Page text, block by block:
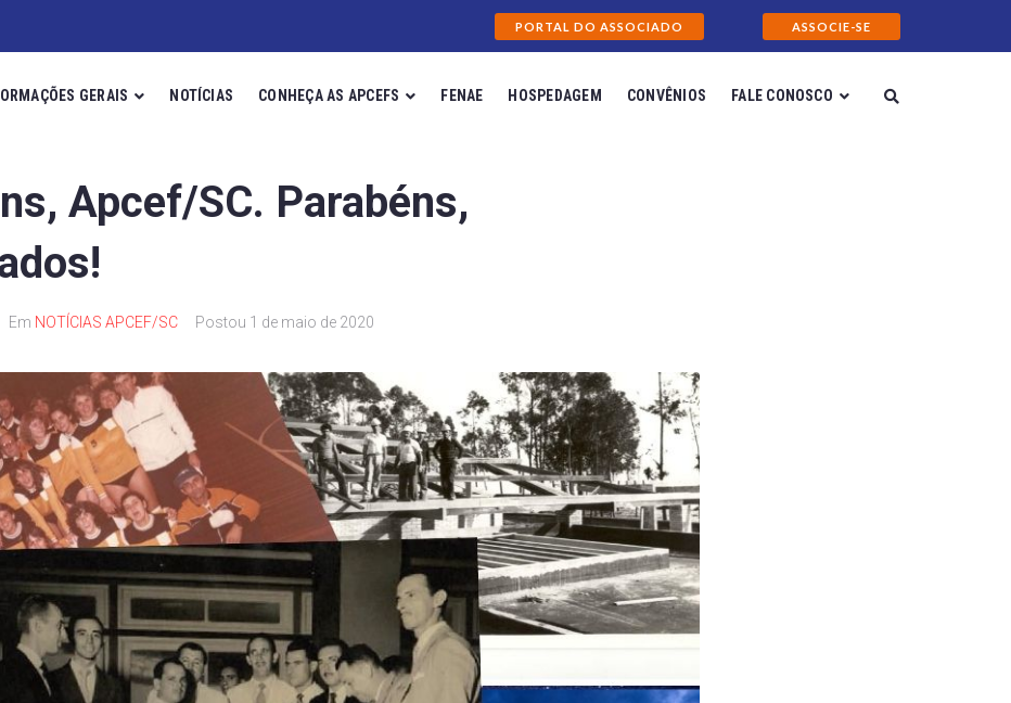
PORTAL DO ASSOCIADO ASSOCIE-SE
GERAIS NOTÍCIAS CONHEÇA AS APCEFS FENAE HOSPEDAGEM CONVÊNIOS FALE CONOSCO
Apcef/SC. Parabéns,
Em NOTÍCIAS APCEF/SC Postou 1 de maio de 2020